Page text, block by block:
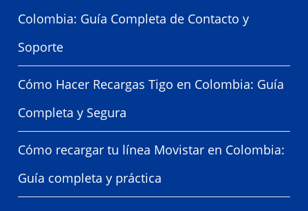
Colombia: Guía Completa de Contacto y
Soporte
Cómo Hacer Recargas Tigo en Colombia: Guía
Completa y Segura
Cómo recargar tu línea Movistar en Colombia:
Guía completa y práctica